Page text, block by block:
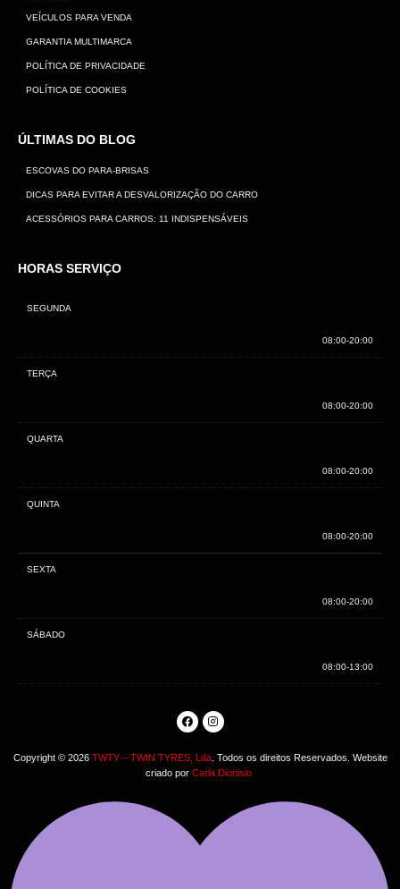
VEÍCULOS PARA VENDA
GARANTIA MULTIMARCA
POLÍTICA DE PRIVACIDADE
POLÍTICA DE COOKIES
ÚLTIMAS DO BLOG
ESCOVAS DO PARA-BRISAS
DICAS PARA EVITAR A DESVALORIZAÇÃO DO CARRO
ACESSÓRIOS PARA CARROS: 11 INDISPENSÁVEIS
HORAS SERVIÇO
SEGUNDA
08:00-20:00
TERÇA
08:00-20:00
QUARTA
08:00-20:00
QUINTA
08:00-20:00
SEXTA
08:00-20:00
SÁBADO
08:00-13:00
Copyright © 2026 TWTY – TWIN TYRES, Lda. Todos os direitos Reservados. Website
criado por Carla Dionisio